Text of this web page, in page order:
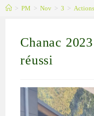
> PM > Nov > 3 > Actions
Chanac
réussi